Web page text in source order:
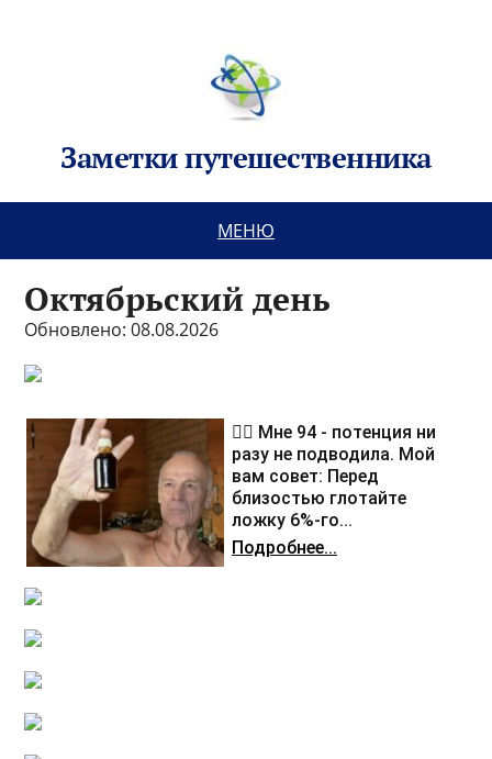
Заметки путешественника
МЕНЮ
Октябрьский день
Обновлено: 08.08.2026
❤️‍🔥 Мне 94 - потенция ни
разу не подводила. Мой
вам совет: Перед
близостью глотайте
ложку 6%-го...
Подробнее...